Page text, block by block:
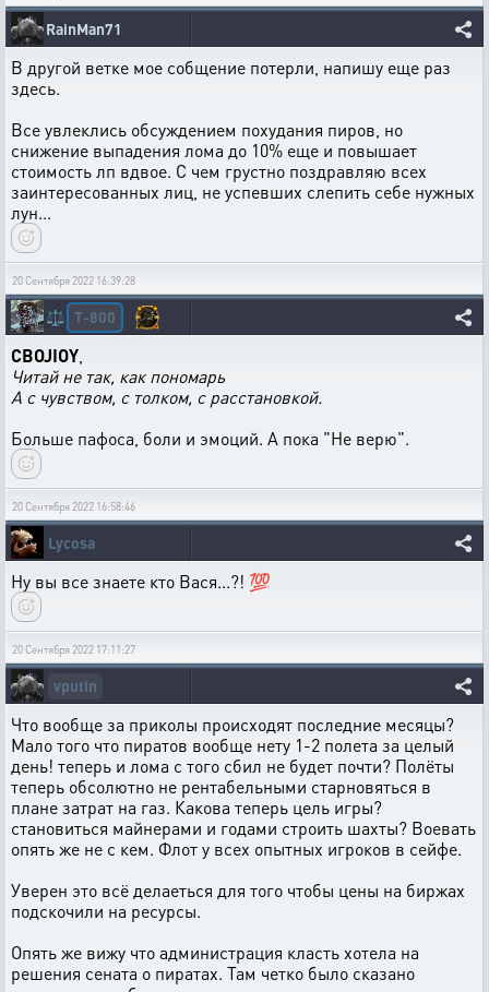
RainMan71
В другой ветке мое собщение потерли, напишу еще раз
здесь.
Все увлеклись обсуждением похудания пиров, но
снижение выпадения лома до 10% еще и повышает
стоимость лп вдвое. С чем грустно поздравляю всех
заинтересованных лиц, не успевших слепить себе нужных
лун...
20 Сентября 2022 16:39:28
⚖️ T-800
CBOJIOY
Читай не так, как пономарь
А с чувством, с толком, с расстановкой.
Больше пафоса, боли и эмоций. А пока "Не верю".
20 Сентября 2022 16:58:46
Lycosa
Ну вы все знаете кто Вася...?! 💯
20 Сентября 2022 17:11:27
vputin
Что вообще за приколы происходят последние месяцы?
Мало того что пиратов вообще нету 1-2 полета за целый
день! теперь и лома с того сбил не будет почти? Полёты
теперь обсолютно не рентабельными старновяться в
плане затрат на газ. Какова теперь цель игры?
становиться майнерами и годами строить шахты? Воевать
опять же не с кем. Флот у всех опытных игроков в сейфе.
Уверен это всё делаеться для того чтобы цены на биржах
подскочили на ресурсы.
Опять же вижу что администрация класть хотела на
решения сената о пиратах. Там четко было сказано